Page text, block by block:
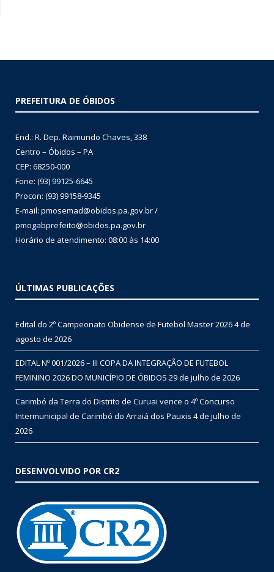
PREFEITURA DE ÓBIDOS
End.: R. Dep. Raimundo Chaves, 338
Centro – Óbidos – PA
CEP: 68250-000
Fone: (93) 99125-6645
Procon: (93) 99158-9345
E-mail: pmosemad@obidos.pa.gov.br /
pmogabprefeito@obidos.pa.gov.br
Horário de atendimento: 08:00 às 14:00
ÚLTIMAS PUBLICAÇÕES
Edital do 2º Campeonato Obidense de Futebol Master 20264 de
agosto de 2026
EDITAL Nº 001/2026 – III COPA DA INTEGRAÇÃO DE FUTEBOL
FEMININO 2026 DO MUNICÍPIO DE ÓBIDOS 29 de julho de 2026
Carimbó da Terra do Distrito de Curuai vence o 4º Concurso
Intermunicipal de Carimbó do Arraiá dos Pauxis 4 de julho de
2026
DESENVOLVIDO POR CR2